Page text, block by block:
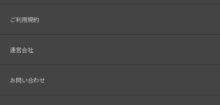
ご利用規約
運営会社
お問い合わせ